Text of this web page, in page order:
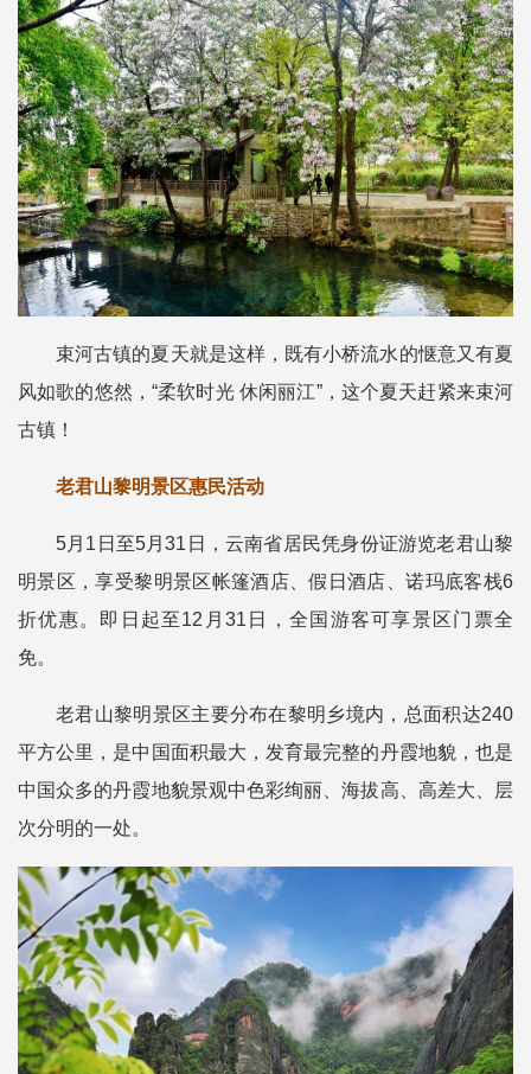
束河古镇的夏天就是这样，既有小桥流水的惬意又有夏
风如歌的悠然，“柔软时光 休闲丽江”，这个夏天赶紧来束河
古镇！
老君山黎明景区惠民活动
5月1日至5月31日，云南省居民凭身份证游览老君山黎
明景区，享受黎明景区帐篷酒店、假日酒店、诺玛底客栈6
折优惠。即日起至12月31日，全国游客可享景区门票全
免。
老君山黎明景区主要分布在黎明乡境内，总面积达240
平方公里，是中国面积最大，发育最完整的丹霞地貌，也是
中国众多的丹霞地貌景观中色彩绚丽、海拔高、高差大、层
次分明的一处。